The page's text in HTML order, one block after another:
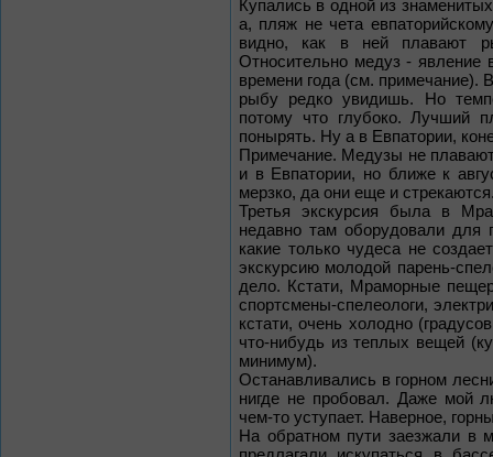
Купались в одной из
а, пляж не чета
видно, как в ней плавают
Относительно медуз - явление
времени года (см. примечание).
рыбу редко увидишь. Но
потому что глубоко. Лучший
понырять. Ну а в Евпатории,
Примечание. Медузы не
и в Евпатории, но ближе к
мерзко, да они еще и
Третья экскурсия была в
недавно там оборудовали для
какие только чудеса не
экскурсию молодой парень-
дело. Кстати, Мраморные
спортсмены-спелеологи,
кстати, очень холодно
что-нибудь из теплых вещей
минимум).
Останавливались в горном
нигде не пробовал. Даже мой
чем-то уступает. Наверное,
На обратном пути заезжали в